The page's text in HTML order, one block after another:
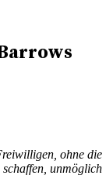
ohne die
schaffen, unmöglich